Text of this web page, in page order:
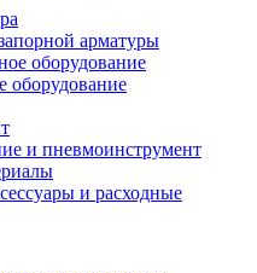
арматуры
оборудование
и пневмоинструмент
и расходные